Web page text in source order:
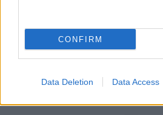
CONFIRM
Data Deletion Data Access
Emma trasforma il bikini
glamour